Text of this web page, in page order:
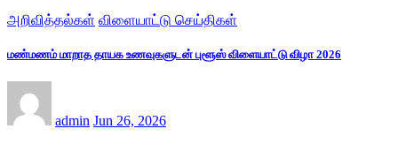
அறிவித்தல்கள் விளையாட்டு செய்திகள்
மண்மணம் மாறாத தாயக உணவுகளுடன் புளூஸ் விளையாட்டு விழா 2026
admin Jun 26, 2026